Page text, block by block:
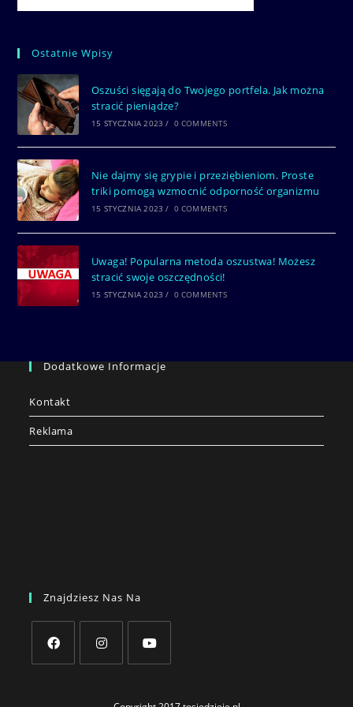
Ostatnie Wpisy
Oszuści sięgają do Twojego portfela. Jak można
stracić pieniądze?
15 STYCZNIA 2023 / 0 COMMENTS
Nie dajmy się grypie i przeziębieniom. Proste
triki pomogą wzmocnić odporność organizmu
15 STYCZNIA 2023 / 0 COMMENTS
Uwaga! Popularna metoda oszustwa! Możesz
stracić swoje oszczędności!
15 STYCZNIA 2023 / 0 COMMENTS
Dodatkowe Informacje
Kontakt
Reklama
Znajdziesz Nas Na